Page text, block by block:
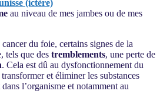
(ictère)
au niveau de mes jambes ou de mes
du foie, certains signes de la
tels que des tremblements, une perte de
. Cela est dû au dysfonctionnement du
et éliminer les substances
l’organisme et notamment au